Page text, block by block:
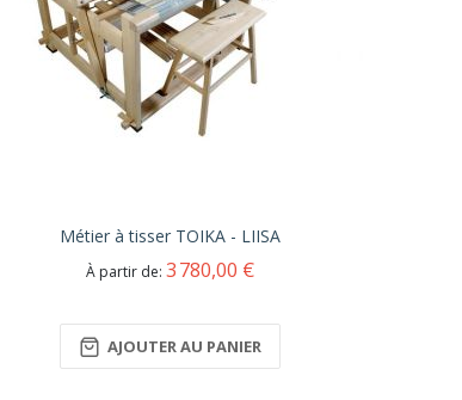
Métier à tisser TOIKA - LIISA
À partir de 3 780,00 €
AJOUTER AU PANIER